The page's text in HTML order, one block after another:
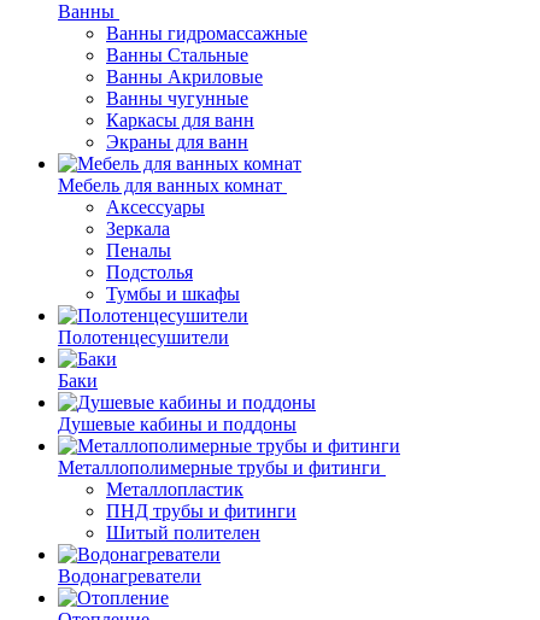
Ванны
Ванны гидромассажные
Ванны Стальные
Ванны Акриловые
Ванны чугунные
Каркасы для ванн
Экраны для ванн
Мебель для ванных комнат
Аксессуары
Зеркала
Пеналы
Подстолья
Тумбы и шкафы
Полотенцесушители
Баки
Душевые кабины и поддоны
Металлополимерные трубы и фитинги
Металлопластик
ПНД трубы и фитинги
Шитый полителен
Водонагреватели